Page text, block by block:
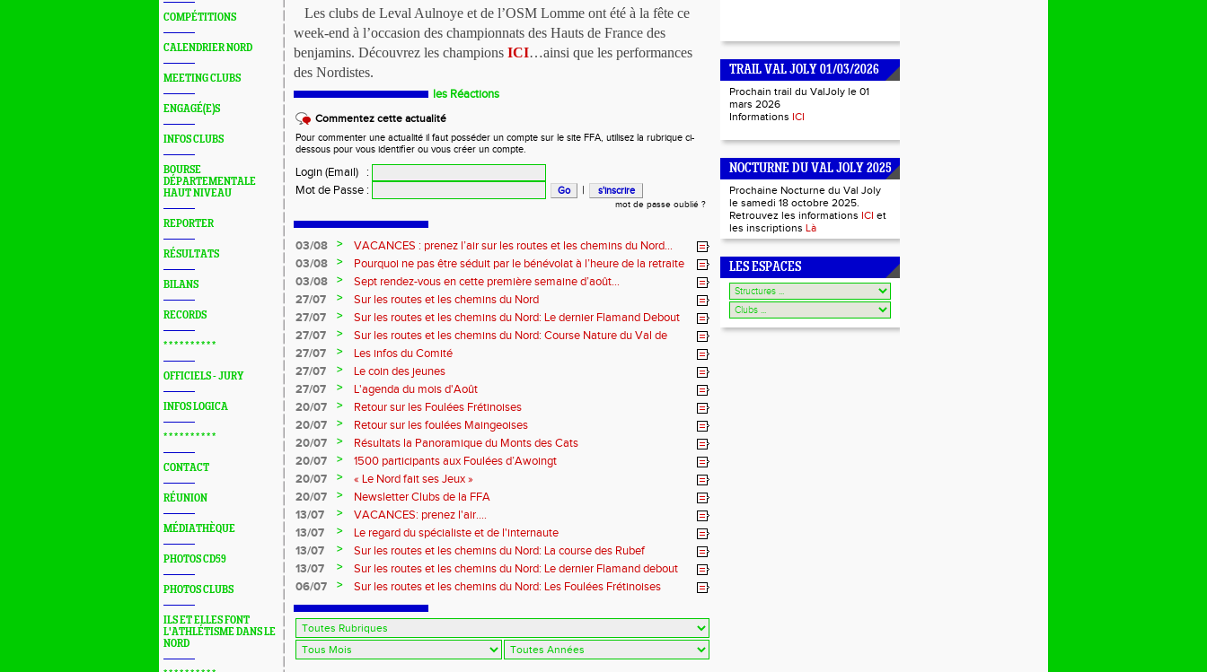
COMPÉTITIONS
CALENDRIER NORD
MEETING CLUBS
ENGAGÉ(E)S
INFOS CLUBS
BOURSE
DÉPARTEMENTALE
HAUT NIVEAU
REPORTER
RÉSULTATS
BILANS
RECORDS
* * * * * * * * * *
OFFICIELS - JURY
INFOS LOGICA
* * * * * * * * * *
CONTACT
RÉUNION
MÉDIATHÈQUE
PHOTOS CD59
PHOTOS CLUBS
ILS ET ELLES FONT
L'ATHLÉTISME DANS LE
NORD
Les clubs de Leval Aulnoye et de l’OSM Lomme ont été à la fête ce
week-end à l’occasion des championnats des Hauts de France des
benjamins. Découvrez les champions ICI…ainsi que les performances
des Nordistes.
les Réactions
Commentez cette actualité
Pour commenter une actualité il faut posséder un compte sur le site FFA, utilisez la rubrique ci-
dessous pour vous identifier ou vous créer un compte.
Login (Email)
:
Mot de Passe : |
mot de passe oublié ?
03/08 >
VACANCES : prenez l’air sur les routes et les chemins du Nord…
03/08
>
Pourquoi ne pas être séduit par le bénévolat à l’heure de la retraite
?...
03/08 >
Sept rendez-vous en cette première semaine d’août…
27/07
>
Sur les routes et les chemins du Nord
27/07
>
Sur les routes et les chemins du Nord: Le dernier Flamand Debout
27/07
>
Sur les routes et les chemins du Nord: Course Nature du Val de
Marque
27/07 >
Les infos du Comité
27/07
>
Le coin des jeunes
27/07
>
L'agenda du mois d'Août
20/07
>
Retour sur les Foulées Frétinoises
20/07
>
Retour sur les foulées Maingeoises
20/07
>
Résultats la Panoramique du Monts des Cats
20/07
>
1500 participants aux Foulées d’Awoingt
20/07
>
« Le Nord fait ses Jeux »
20/07
>
Newsletter Clubs de la FFA
13/07
>
VACANCES: prenez l'air....
13/07
>
Le regard du spécialiste et de l'internaute
13/07
>
Sur les routes et les chemins du Nord: La course des Rubef
13/07
>
Sur les routes et les chemins du Nord: Le dernier Flamand debout
06/07
> Sur les routes et les chemins du Nord: Les Foulées Frétinoises
TRAIL VAL JOLY 01/03/2026
Prochain trail du ValJoly le 01
mars 2026
Informations ICI
NOCTURNE DU VAL JOLY 2025
Prochaine Nocturne du Val Joly
le samedi 18 octobre 2025.
Retrouvez les informations ICI et
les inscriptions Là
LES ESPACES